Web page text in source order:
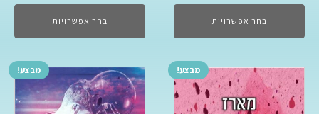
בחר אפשרויות בחר אפשרויות
מבצע! מבצע!